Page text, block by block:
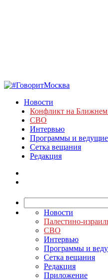
Новости
Конфликт на Ближнем
СВО
Интервью
Программы и ведущие
Сетка вещания
Редакция
Новости
Палестино-
СВО
Интервью
Программы и
Сетка вещания
Редакция
Приложение